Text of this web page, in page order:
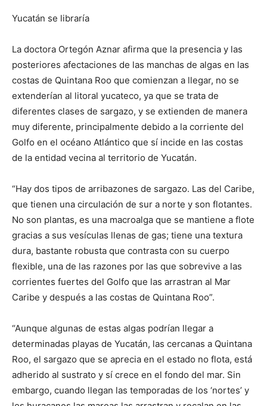
Yucatán se libraría
La doctora Ortegón Aznar afirma que la presencia y las
posteriores afectaciones de las manchas de algas en las
costas de Quintana Roo que comienzan a llegar, no se
extenderían al litoral yucateco, ya que se trata de
diferentes clases de sargazo, y se extienden de manera
muy diferente, principalmente debido a la corriente del
Golfo en el océano Atlántico que sí incide en las costas
de la entidad vecina al territorio de Yucatán.
“Hay dos tipos de arribazones de sargazo. Las del Caribe,
que tienen una circulación de sur a norte y son flotantes.
No son plantas, es una macroalga que se mantiene a flote
gracias a sus vesículas llenas de gas; tiene una textura
dura, bastante robusta que contrasta con su cuerpo
flexible, una de las razones por las que sobrevive a las
corrientes fuertes del Golfo que las arrastran al Mar
Caribe y después a las costas de Quintana Roo”.
“Aunque algunas de estas algas podrían llegar a
determinadas playas de Yucatán, las cercanas a Quintana
Roo, el sargazo que se aprecia en el estado no flota, está
adherido al sustrato y sí crece en el fondo del mar. Sin
embargo, cuando llegan las temporadas de los ‘nortes’ y